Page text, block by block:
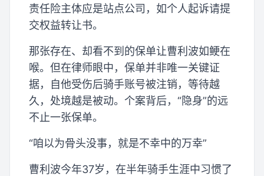
责任险主体应是站点公司，如个人起诉请提
交权益转让书。
那张存在、却看不到的保单让曹利波如鲠在
喉。但在律师眼中，保单并非唯一关键证
据，自他受伤后骑手账号被注销，等待越
久，处境越是被动。个案背后，“隐身”的远
不止一张保单。
“咱以为骨头没事，就是不幸中的万幸”
曹利波今年37岁，在半年骑手生涯中习惯了